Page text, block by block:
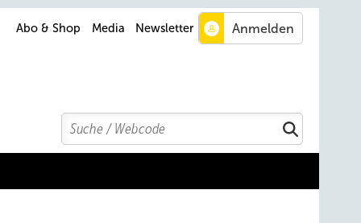
Abo & Shop Media Newsletter
Search
Suchen